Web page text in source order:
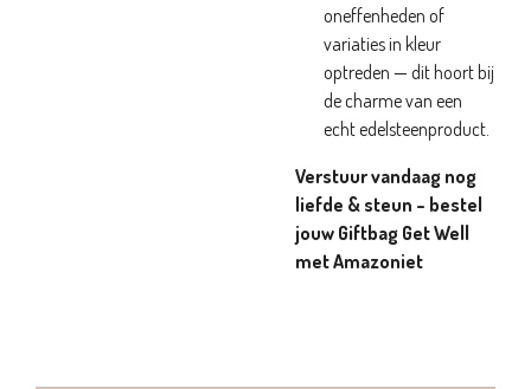
oneffenheden of
variaties in kleur
optreden — dit hoort bij
de charme van een
echt edelsteenproduct.
Verstuur vandaag nog
liefde & steun – bestel
jouw Giftbag Get Well
met Amazoniet